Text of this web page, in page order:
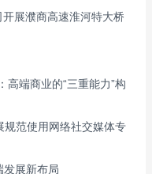
展濮商高速淮河特大桥
高端商业的“三重能力”构
规范使用网络社交媒体专
发展新布局